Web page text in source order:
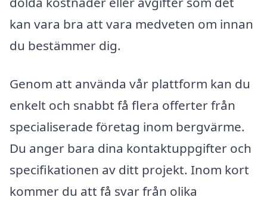
kan vara bra att vara medveten om innan
du bestämmer dig.
Genom att använda vår plattform kan du
enkelt och snabbt få flera offerter från
specialiserade företag inom bergvärme.
Du anger bara dina kontaktuppgifter och
specifikationen av ditt projekt. Inom kort
kommer du att få svar från olika